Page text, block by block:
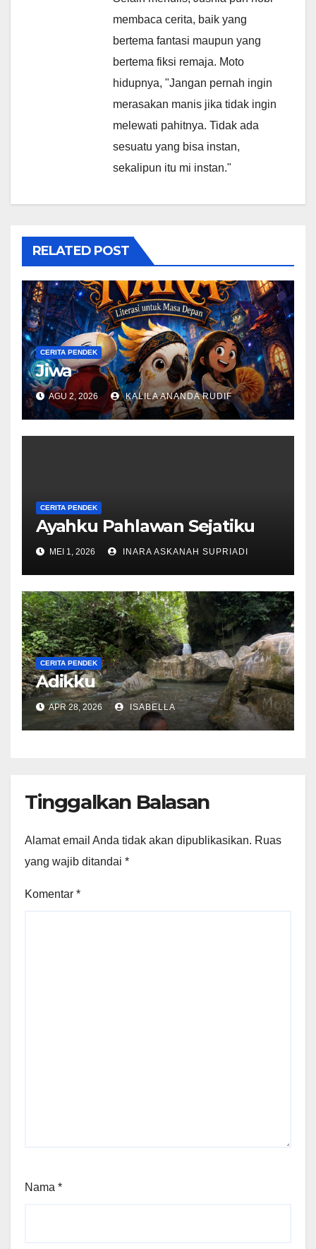
membaca cerita, baik yang
bertema fantasi maupun yang
bertema fiksi remaja. Moto
hidupnya, "Jangan pernah ingin
merasakan manis jika tidak ingin
melewati pahitnya. Tidak ada
sesuatu yang bisa instan,
sekalipun itu mi instan."
RELATED POST
CERITA PENDEK
Jiwa
AGU 2, 2026 KALILA ANANDA RUDIF
CERITA PENDEK
Ayahku Pahlawan Sejatiku
MEI 1, 2026 INARA ASKANAH SUPRIADI
CERITA PENDEK
Adikku
APR 28, 2026 ISABELLA
Tinggalkan Balasan
Alamat email Anda tidak akan dipublikasikan. Ruas
yang wajib ditandai *
Komentar *
Nama *